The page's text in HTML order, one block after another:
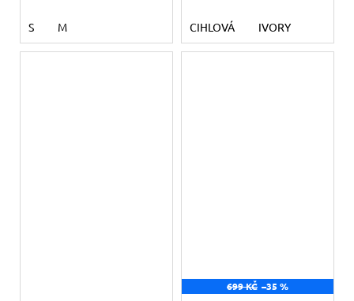
S M CIHLOVÁ IVORY
699 KČ –35 %